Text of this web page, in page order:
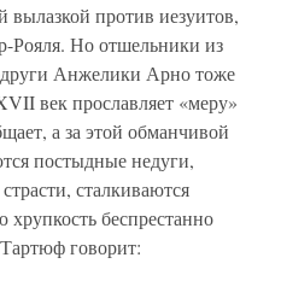
против иезуитов,
Рояля. Но отшельники из
Анжелики Арно тоже
век прославляет «меру»
а за этой обманчивой
постыдные недуги,
сталкиваются
беспрестанно
говорит: